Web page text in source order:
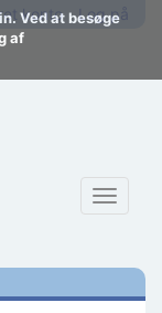
Ved at besøge
af
konto Log på
Toggle